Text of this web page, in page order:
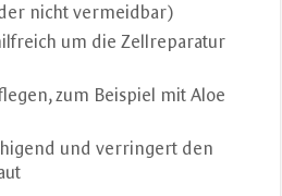
nicht vermeidbar)
um die Zellreparatur
zum Beispiel mit Aloe
und verringert den